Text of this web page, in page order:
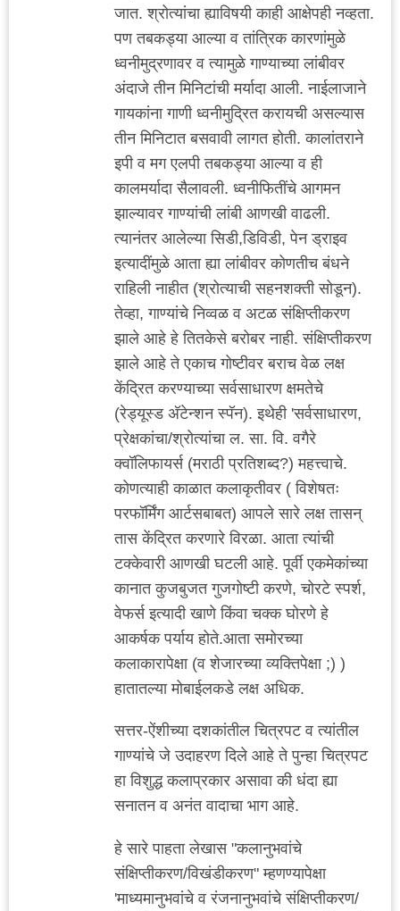
जात. श्रोत्यांचा ह्याविषयी काही आक्षेपही नव्हता.
पण तबकड्या आल्या व तांत्रिक कारणांमुळे
ध्वनीमुद्रणावर व त्यामुळे गाण्याच्या लांबीवर
अंदाजे तीन मिनिटांची मर्यादा आली. नाईलाजाने
गायकांना गाणी ध्वनीमुद्रित करायची असल्यास
तीन मिनिटात बसवावी लागत होती. कालांतराने
इपी व मग एलपी तबकड्या आल्या व ही
कालमर्यादा सैलावली. ध्वनीफितींचे आगमन
झाल्यावर गाण्यांची लांबी आणखी वाढली.
त्यानंतर आलेल्या सिडी,डिविडी, पेन ड्राइव
इत्यादींमुळे आता ह्या लांबीवर कोणतीच बंधने
राहिली नाहीत (श्रोत्याची सहनशक्ती सोडून).
तेव्हा, गाण्यांचे निव्वळ व अटळ संक्षिप्तीकरण
झाले आहे हे तितकेसे बरोबर नाही. संक्षिप्तीकरण
झाले आहे ते एकाच गोष्टीवर बराच वेळ लक्ष
केंद्रित करण्याच्या सर्वसाधारण क्षमतेचे
(रेड्यूस्ड अ‍ॅटेन्शन स्पॅन). इथेही 'सर्वसाधारण,
प्रेक्षकांचा/श्रोत्यांचा ल. सा. वि. वगैरे
क्वॉलिफायर्स (मराठी प्रतिशब्द?) महत्त्वाचे.
कोणत्याही काळात कलाकृतीवर ( विशेषतः
परफॉर्मिंग आर्टसबाबत) आपले सारे लक्ष तासन्
तास केंद्रित करणारे विरळा. आता त्यांची
टक्केवारी आणखी घटली आहे. पूर्वी एकमेकांच्या
कानात कुजबुजत गुजगोष्टी करणे, चोरटे स्पर्श,
वेफर्स इत्यादी खाणे किंवा चक्क घोरणे हे
आकर्षक पर्याय होते.आता समोरच्या
कलाकारापेक्षा (व शेजारच्या व्यक्तिपेक्षा ;) )
हातातल्या मोबाईलकडे लक्ष अधिक.
सत्तर-ऐंशीच्या दशकांतील चित्रपट व त्यांतील
गाण्यांचे जे उदाहरण दिले आहे ते पुन्हा चित्रपट
हा विशुद्ध कलाप्रकार असावा की धंदा ह्या
सनातन व अनंत वादाचा भाग आहे.
हे सारे पाहता लेखास "कलानुभवांचे
संक्षिप्तीकरण/विखंडीकरण" म्हणण्यापेक्षा
'माध्यमानुभवांचे व रंजनानुभवांचे संक्षिप्तीकरण/